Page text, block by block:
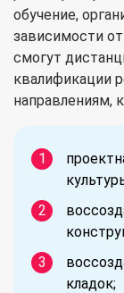
обучение,
зависимости
смогут
квалификации
направлениям,
кладок;